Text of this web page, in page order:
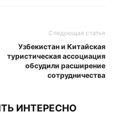
Следующая статья
Узбекистан и Китайская
туристическая ассоциация
обсудили расширение
сотрудничества
ИНТЕРЕСНО